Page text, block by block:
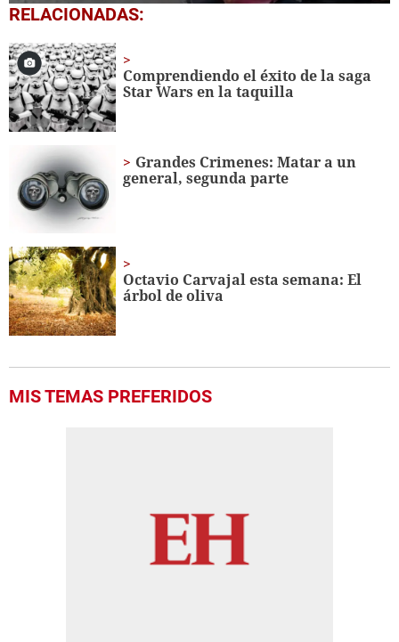
0
of
minute,
40
seconds
RELACIONADAS:
Comprendiendo el éxito de la saga
Star Wars en la taquilla
Grandes Crimenes: Matar a un
general, segunda parte
Octavio Carvajal esta semana: El
árbol de oliva
MIS TEMAS PREFERIDOS